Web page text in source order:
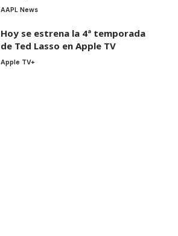
AAPL News
Hoy se estrena la 4ª temporada
de Ted Lasso en Apple TV
Apple TV+